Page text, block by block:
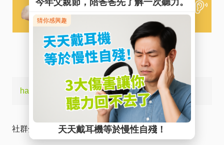
hashtags: #單側聽損，
社群分享